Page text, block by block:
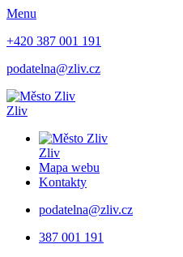
Menu
+420 387 001 191
podatelna@zliv.cz
Zliv
Zliv
Mapa webu
Kontakty
podatelna@zliv.cz
387 001 191